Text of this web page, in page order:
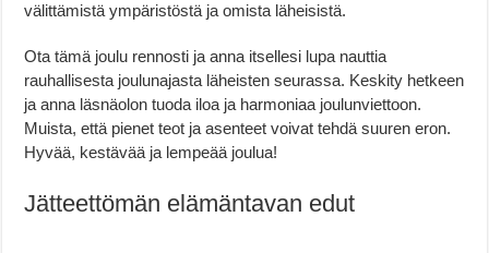
välittämistä ympäristöstä ja omista läheisistä.
Ota tämä joulu rennosti ja anna itsellesi lupa nauttia
rauhallisesta joulunajasta läheisten seurassa. Keskity hetkeen
ja anna läsnäolon tuoda iloa ja harmoniaa joulunviettoon.
Muista, että pienet teot ja asenteet voivat tehdä suuren eron.
Hyvää, kestävää ja lempeää joulua!
Jätteettömän elämäntavan edut